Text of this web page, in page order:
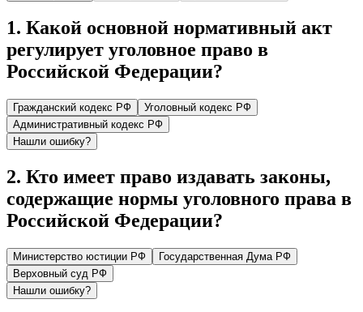
1. Какой основной нормативный акт
регулирует уголовное право в
Российской Федерации?
Гражданский кодекс РФ
Уголовный кодекс РФ
Административный кодекс РФ
Нашли ошибку?
2. Кто имеет право издавать законы,
содержащие нормы уголовного права в
Российской Федерации?
Министерство юстиции РФ
Государственная Дума РФ
Верховный суд РФ
Нашли ошибку?